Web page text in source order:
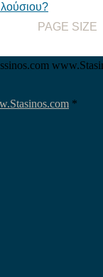
PAGE SIZE
*